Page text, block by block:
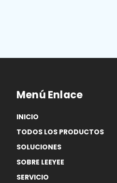
Menú Enlace
INICIO
TODOS LOS PRODUCTOS
SOLUCIONES
SOBRE LEEYEE
SERVICIO